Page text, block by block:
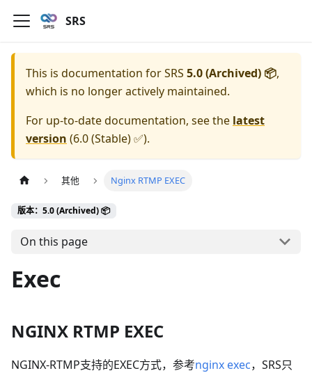
SRS
This is documentation forSRS 5.0 (Archived) 📦,
which is no longer actively maintained.
For up-to-date documentation, see the latest
version (6.0 (Stable) ✅).
其他 Nginx RTMP EXEC
版本：5.0 (Archived) 📦
On this page
Exec
NGINX RTMP EXEC
NGINX-RTMP支持的EXEC方式，参考nginx exec，SRS只